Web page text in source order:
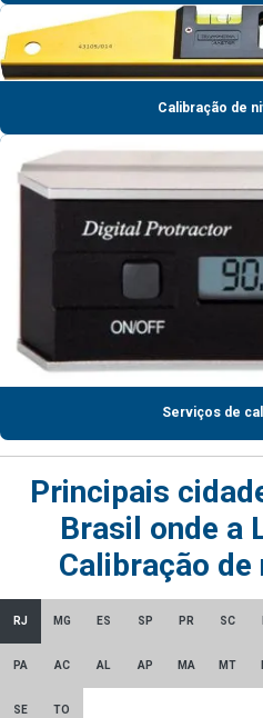
Calibração de
Serviços de
Principais
Brasil onde a
Calibração
RJ MG ES SP PR SC
PA AC AL AP MA MT
SE TO